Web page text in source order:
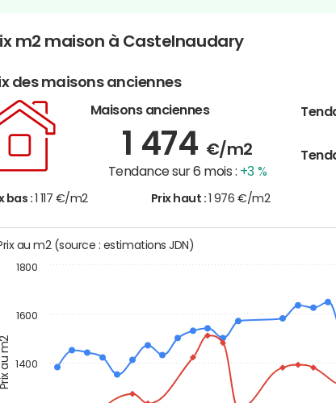
m2 maison à Castelnaudary
des maisons anciennes
Maisons anciennes
1 474 €/m2
Tendance sur 6 mois : +3 %
bas : 1 117 €/m2 Prix haut : 1 976 €/m2
Prix au m2
Prix au m2 (source : estimations JDN)
1400
1600
1800